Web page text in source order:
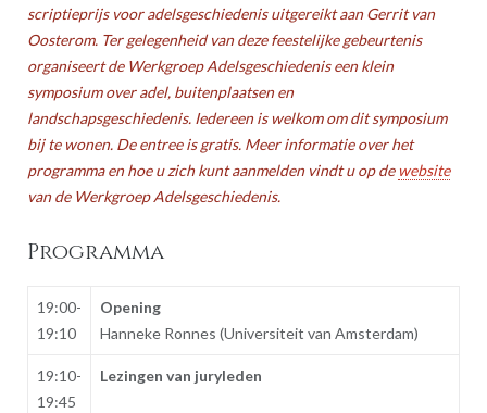
scriptieprijs voor adelsgeschiedenis uitgereikt aan Gerrit van
Oosterom. Ter gelegenheid van deze feestelijke gebeurtenis
organiseert de Werkgroep Adelsgeschiedenis een klein
symposium over adel, buitenplaatsen en
landschapsgeschiedenis. Iedereen is welkom om dit symposium
bij te wonen. De entree is gratis. Meer informatie over het
programma en hoe u zich kunt aanmelden vindt u op de website
van de Werkgroep Adelsgeschiedenis.
Programma
19:00-
19:10
Opening
Hanneke Ronnes (Universiteit van Amsterdam)
19:10-
19:45
Lezingen van juryleden